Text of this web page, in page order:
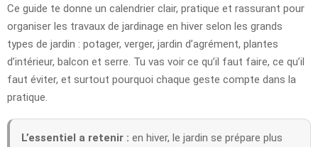
Ce guide te donne un calendrier clair, pratique et rassurant pour
organiser les travaux de jardinage en hiver selon les grands
types de jardin : potager, verger, jardin d’agrément, plantes
d’intérieur, balcon et serre. Tu vas voir ce qu’il faut faire, ce qu’il
faut éviter, et surtout pourquoi chaque geste compte dans la
pratique.
L’essentiel a retenir : en hiver, le jardin se prépare plus